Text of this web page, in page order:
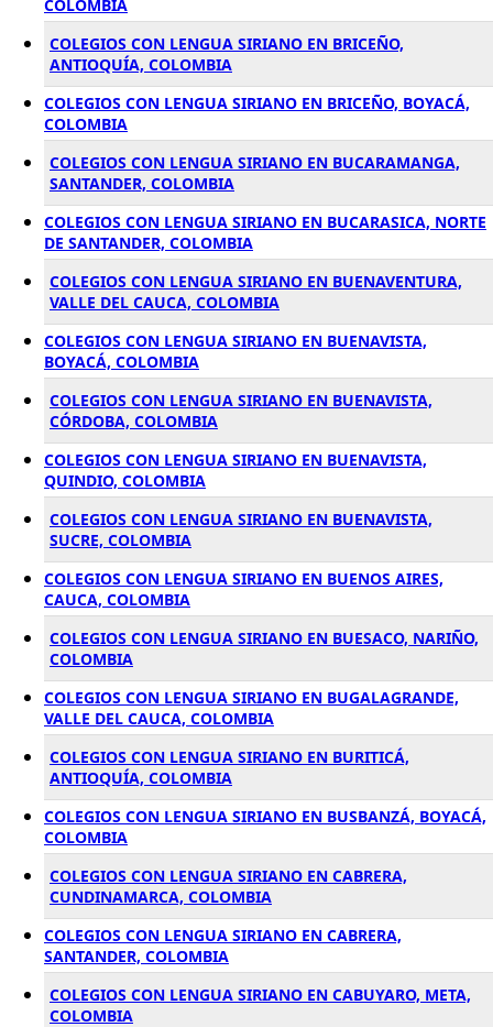
COLOMBIA
COLEGIOS CON LENGUA SIRIANO EN BRICEÑO,
ANTIOQUÍA, COLOMBIA
COLEGIOS CON LENGUA SIRIANO EN BRICEÑO, BOYACÁ,
COLOMBIA
COLEGIOS CON LENGUA SIRIANO EN BUCARAMANGA,
SANTANDER, COLOMBIA
COLEGIOS CON LENGUA SIRIANO EN BUCARASICA, NORTE
DE SANTANDER, COLOMBIA
COLEGIOS CON LENGUA SIRIANO EN BUENAVENTURA,
VALLE DEL CAUCA, COLOMBIA
COLEGIOS CON LENGUA SIRIANO EN BUENAVISTA,
BOYACÁ, COLOMBIA
COLEGIOS CON LENGUA SIRIANO EN BUENAVISTA,
CÓRDOBA, COLOMBIA
COLEGIOS CON LENGUA SIRIANO EN BUENAVISTA,
QUINDIO, COLOMBIA
COLEGIOS CON LENGUA SIRIANO EN BUENAVISTA,
SUCRE, COLOMBIA
COLEGIOS CON LENGUA SIRIANO EN BUENOS AIRES,
CAUCA, COLOMBIA
COLEGIOS CON LENGUA SIRIANO EN BUESACO, NARIÑO,
COLOMBIA
COLEGIOS CON LENGUA SIRIANO EN BUGALAGRANDE,
VALLE DEL CAUCA, COLOMBIA
COLEGIOS CON LENGUA SIRIANO EN BURITICÁ,
ANTIOQUÍA, COLOMBIA
COLEGIOS CON LENGUA SIRIANO EN BUSBANZÁ, BOYACÁ,
COLOMBIA
COLEGIOS CON LENGUA SIRIANO EN CABRERA,
CUNDINAMARCA, COLOMBIA
COLEGIOS CON LENGUA SIRIANO EN CABRERA,
SANTANDER, COLOMBIA
COLEGIOS CON LENGUA SIRIANO EN CABUYARO, META,
COLOMBIA